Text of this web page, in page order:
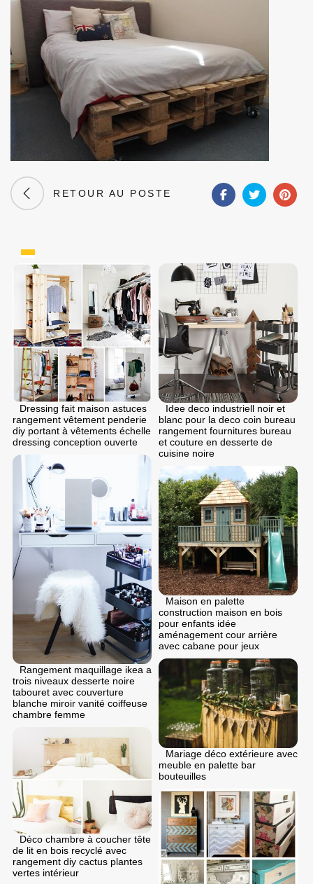
RETOUR AU POSTE
Dressing fait maison astuces
rangement vêtement penderie
diy portant à vêtements échelle
dressing conception ouverte
Idee deco industriell noir et
blanc pour la deco coin bureau
rangement fournitures bureau
et couture en desserte de
cuisine noire
Rangement maquillage ikea a
trois niveaux desserte noire
tabouret avec couverture
blanche miroir vanité coiffeuse
chambre femme
Maison en palette
construction maison en bois
pour enfants idée
aménagement cour arrière
avec cabane pour jeux
Mariage déco extérieure avec
meuble en palette bar
bouteuilles
Déco chambre à coucher tête
de lit en bois recyclé avec
rangement diy cactus plantes
vertes intérieur